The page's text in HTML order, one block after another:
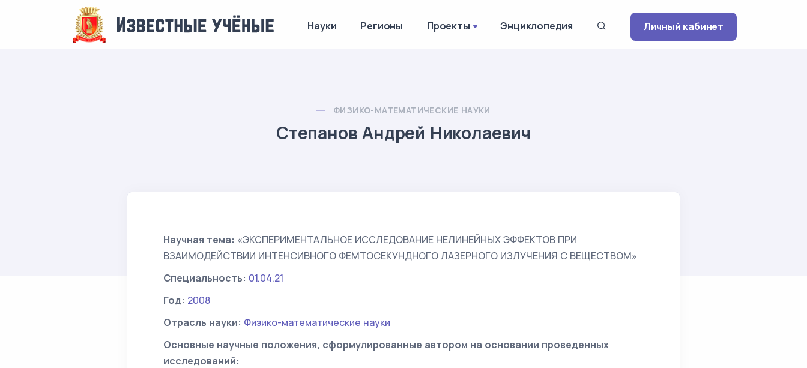
Науки Регионы Проекты Энциклопедия Личный кабинет
ФИЗИКО-МАТЕМАТИЧЕСКИЕ НАУКИ
Степанов Андрей Николаевич
Научная тема: «ЭКСПЕРИМЕНТАЛЬНОЕ ИССЛЕДОВАНИЕ НЕЛИНЕЙНЫХ ЭФФЕКТОВ ПРИ
ВЗАИМОДЕЙСТВИИ ИНТЕНСИВНОГО ФЕМТОСЕКУНДНОГО ЛАЗЕРНОГО ИЗЛУЧЕНИЯ С ВЕЩЕСТВОМ»
Специальность: 01.04.21
Год: 2008
Отрасль науки: Физико-математические науки
Основные научные положения, сформулированные автором на основании проведенных
исследований: